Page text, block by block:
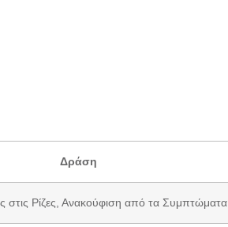
Δράση
στις Ρίζες, Ανακούφιση από τα Συμπτώματα